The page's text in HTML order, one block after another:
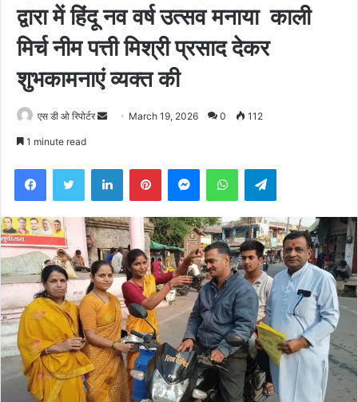
द्वारा में हिंदू नव वर्ष उत्सव मनाया काली
मिर्च नीम पत्ती मिश्री प्रसाद देकर
शुभकामनाएं व्यक्त की
एस डी ओ रिपोर्टर
Send March 19, 2026 0 112
1 minute read
FacebookTwitter LinkedInPinterestMessengerWhatsAppTelegram